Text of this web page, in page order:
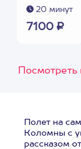
20 минут
7100 ₽
Полет на
Коломны с
рассказом